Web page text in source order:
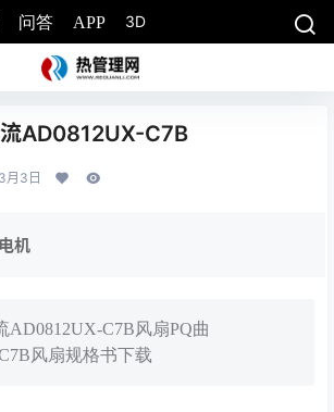
问答 APP 3D
AD0812UX-C7B
月3日
机
AD0812UX-C7B风扇PQ曲
风扇规格书下载